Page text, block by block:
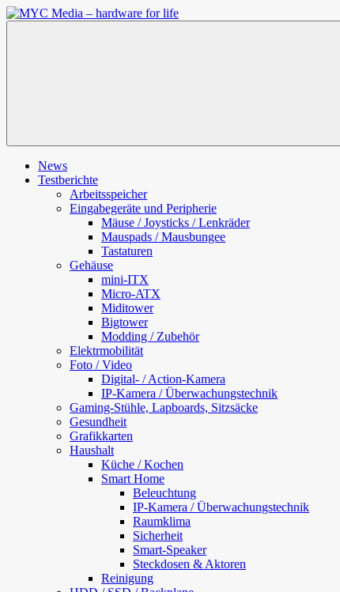
Zum
Inhalt
News
Testberichte
Arbeitsspeicher
Eingabegeräte und Peripherie
Mäuse / Joysticks / Lenkräder
Mauspads / Mausbungee
Tastaturen
Gehäuse
mini-ITX
Micro-ATX
Miditower
Bigtower
Modding / Zubehör
Elektrmobilität
Foto / Video
Digital- / Action-Kamera
IP-Kamera / Überwachungstechnik
Gaming-Stühle, Lapboards, Sitzsäcke
Gesundheit
Grafikkarten
Haushalt
Küche / Kochen
Smart Home
Beleuchtung
IP-Kamera / Überwachungstechnik
Raumklima
Sicherheit
Smart-Speaker
Steckdosen & Aktoren
Reinigung